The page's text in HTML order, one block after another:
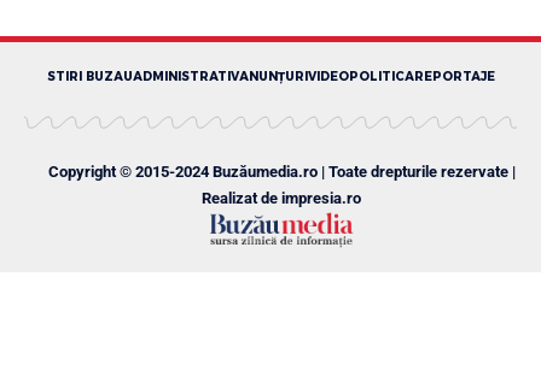
STIRI BUZAUADMINISTRATIVANUNȚURIVIDEOPOLITICAREPORTAJE
Copyright © 2015-2024 Buzăumedia.ro | Toate drepturile rezervate |
Realizat de impresia.ro